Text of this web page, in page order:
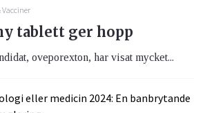
tablett ger hopp
oveporexton, har visat mycket...